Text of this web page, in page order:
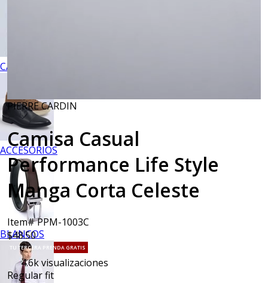
CALZADO
ACCESORIOS
BLANCOS
PIERRE CARDIN
Camisa Casual
Performance Life Style
Manga Corta Celeste
Item# PPM-1003C
$48.50
TU TERCERA PRENDA GRATIS
4.6kvisualizaciones
Regular fit